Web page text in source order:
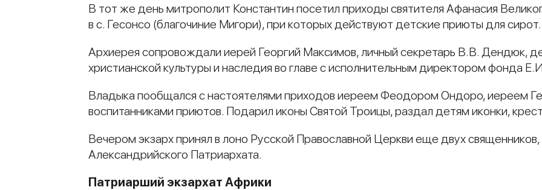
В тот же день митрополит Константин посетил приходы святителя Афанасия
в с. Гесонсо (благочиние Мигори), при которых действуют детские приюты для сирот.
Архиерея сопровождали иерей Георгий Максимов, личный секретарь В.В. Дендюк,
христианской культуры и наследия во главе с исполнительным директором фонда
Владыка пообщался с настоятелями приходов иереем Феодором Ондоро, иереем
воспитанниками приютов. Подарил иконы Святой Троицы, раздал детям иконки,
Вечером экзарх принял в лоно Русской Православной Церкви еще двух
Александрийского Патриархата.
Патриарший экзархат Африки